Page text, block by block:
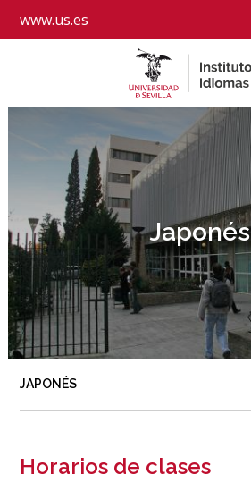
www.us.es
Japonés
Horarios de clases
JAPONÉS